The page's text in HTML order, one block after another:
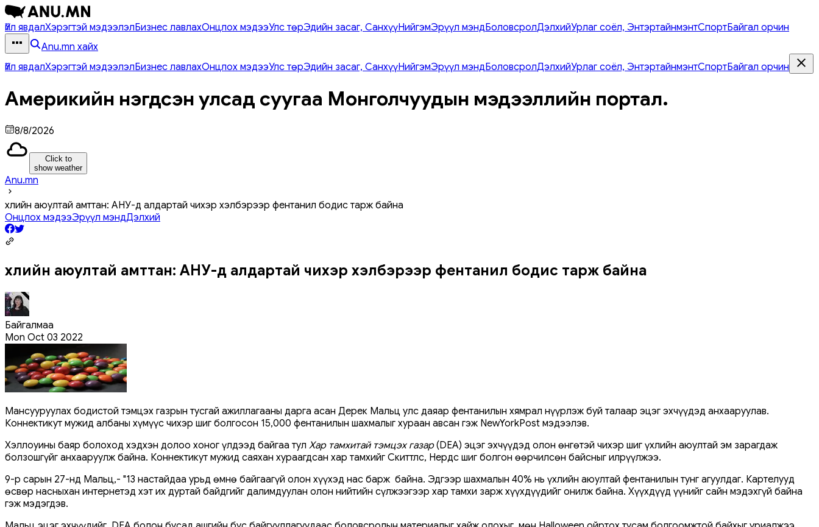
Үйл явдалХэрэгтэй мэдээлэлБизнес лавлахОнцлох мэдээУлс төрЭдийн засаг, СанхүүНийгэмЭрүүл мэндБоловсролДэлхийУрлаг соёл, ЭнтэртайнмэнтСпортБайгал орчин
Anu.mn хайх
Үйл явдалХэрэгтэй мэдээлэлБизнес лавлахОнцлох мэдээУлс төрЭдийн засаг, СанхүүНийгэмЭрүүл мэндБоловсролДэлхийУрлаг соёл, ЭнтэртайнмэнтСпортБайгал орчин
Америкийн нэгдсэн улсад суугаа Монголчуудын мэдээллийн портал.
8/8/2026
Click to
show weather
Anu.mn
Үхлийн аюултай амттан: АНУ-д алдартай чихэр хэлбэрээр фентанил бодис тарж байна
Онцлох мэдээЭрүүл мэндДэлхий
Үхлийн аюултай амттан: АНУ-д алдартай чихэр хэлбэрээр фентанил бодис тарж байна
Байгалмаа
Mon Oct 03 2022
Мансууруулах бодистой тэмцэх газрын тусгай ажиллагааны дарга асан Дерек Мальц улс даяар фентанилын хямрал нүүрлэж буй талаар эцэг эхчүүдэд анхааруулав.
Коннектикут мужид албаны хүмүүс чихэр шиг болгосон 15,000 фентанилын шахмалыг хураан авсан гэж NewYorkPost мэдээлэв.
Хэллоуины баяр болоход хэдхэн долоо хоног үлдээд байгаа тул Хар тамхитай тэмцэх газар(DEA) эцэг эхчүүдэд олон өнгөтэй чихэр шиг үхлийн аюултай эм зарагдаж
болзошгүйг анхааруулж байна. Коннектикут мужид саяхан хураагдсан хар тамхийг Скиттлс, Нердс шиг болгон өөрчилсөн байсныг илрүүлжээ.
9-р сарын 27-нд Мальц,- "13 настайдаа урьд өмнө байгаагүй олон хүүхэд нас барж байна. Эдгээр шахмалын 40% нь үхлийн аюултай фентанилын тунг агуулдаг. Картелууд
өсвөр насныхан интернетэд хэт их дуртай байдгийг далимдуулан олон нийтийн сүлжээгээр хар тамхи зарж хүүхдүүдийг онилж байна. Хүүхдүүд үүнийг сайн мэдэхгүй байна
гэж мэдэгдэв.